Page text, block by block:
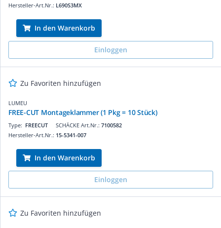
Hersteller-Art.Nr.: L690S3MX
In den Warenkorb
Einloggen
Zu Favoriten hinzufügen
LUMEU
FREE-CUT Montageklammer (1 Pkg = 10 Stück)
SCHÄCKE Art.Nr.: 7100582
Type: FREECUT
Hersteller-Art.Nr.: 15-5341-007
In den Warenkorb
Einloggen
Zu Favoriten hinzufügen